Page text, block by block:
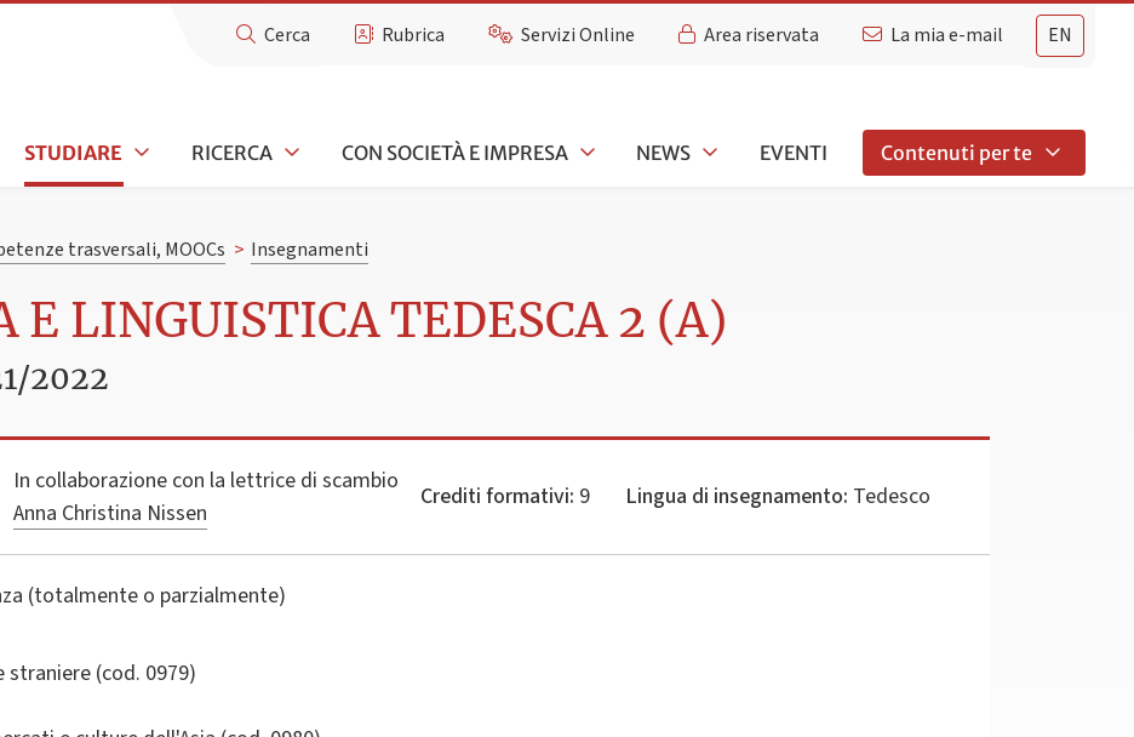
EN
Cerca Rubrica Servizi Online Area riservata La mia e-mail
STUDIARE RICERCA CON SOCIETÀ E IMPRESA NEWS EVENTI Contenuti per te
trasversali, MOOCs > Insegnamenti
E LINGUISTICA TEDESCA 2 (A)
2022
In collaborazione con la lettrice di scambio
Anna Christina Nissen
Crediti formativi: 9 Lingua di insegnamento: Tedesco
(totalmente o parzialmente)
straniere (cod. 0979)